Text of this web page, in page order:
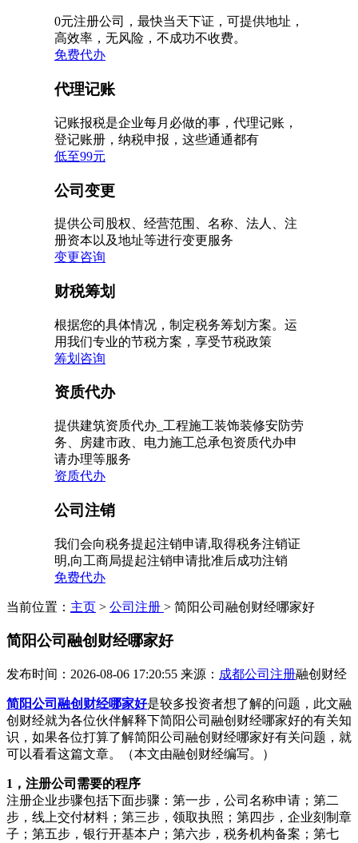
0元注册公司，最快当天下证，可提供地址，
高效率，无风险，不成功不收费。
免费代办
代理记账
记账报税是企业每月必做的事，代理记账，
登记账册，纳税申报，这些通通都有
低至99元
公司变更
提供公司股权、经营范围、名称、法人、注
册资本以及地址等进行变更服务
变更咨询
财税筹划
根据您的具体情况，制定税务筹划方案。运
用我们专业的节税方案，享受节税政策
筹划咨询
资质代办
提供建筑资质代办_工程施工装饰装修安防劳
务、房建市政、电力施工总承包资质代办申
请办理等服务
资质代办
公司注销
我们会向税务提起注销申请,取得税务注销证
明,向工商局提起注销申请批准后成功注销
免费代办
当前位置： 主页 > 公司注册 > 简阳公司融创财经哪家好
简阳公司融创财经哪家好
发布时间：2026-08-06 17:20:55 来源： 成都公司注册融创财经
简阳公司融创财经哪家好是较多投资者想了解的问题，此文融
创财经就为各位伙伴解释下简阳公司融创财经哪家好的有关知
识，如果各位打算了解简阳公司融创财经哪家好有关问题，就
可以看看这篇文章。（本文由融创财经编写。）
1，注册公司需要的程序
注册企业步骤包括下面步骤：第一步，公司名称申请；第二
步，线上交付材料；第三步，领取执照；第四步，企业刻制章
子；第五步，银行开基本户；第六步，税务机构备案；第七